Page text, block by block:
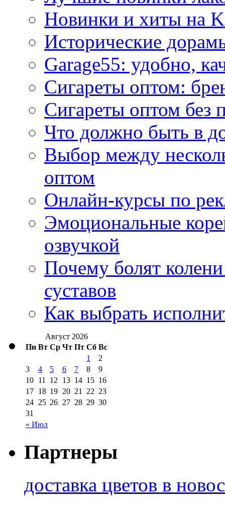
Новинки и хиты на
Исторические
Garage55: удобно,
Сигареты оптом:
Сигареты оптом без
Что должно быть в
Выбор между
оптом
Онлайн-курсы по
Эмоциональные
озвучкой
Почему болят
суставов
Как выбрать
Август 2026
Пн Вт Ср Чт Пт Сб Вс
« Июл
1
2
3
4 5 6 7 8
9
10 11 12 13 14 15 16
17 18 19 20 21 22 23
24 25 26 27 28 29 30
31
Партнеры
доставка цветов в